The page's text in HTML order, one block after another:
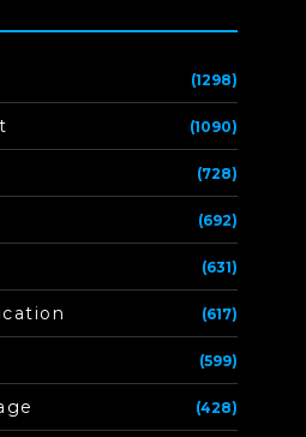
(1298)
(1090)
(728)
(692)
(631)
(617)
(599)
(428)